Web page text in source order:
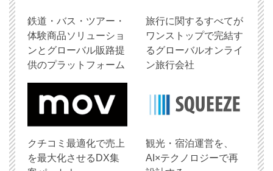
鉄道・バス・ツアー・
体験商品ソリューショ
ンとグローバル販路提
供のプラットフォーム
旅行に関するすべてが
ワンストップで完結す
るグローバルオンライ
ン旅行会社
クチコミ最適化で売上
を最大化させるDX集
観光・宿泊運営を、
AI×テクノロジーで再